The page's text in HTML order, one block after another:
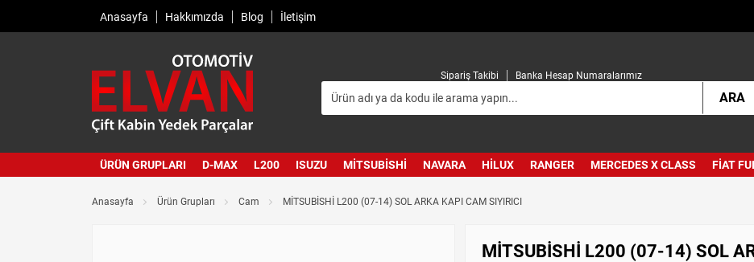
Anasayfa Hakkımızda Blog İletişim
Sipariş Takibi Banka Hesap Numaralarımız
ARA
ÜRÜN GRUPLARI D-MAX L200 ISUZU MITSUBISHI NAVARA HILUX RANGER MERCEDES X CLASS FIAT
Anasayfa Ürün Grupları Cam MİTSUBİSHİ L200 (07-14) SOL ARKA KAPI CAM SIYIRICI
MİTSUBİSHİ L200 (07-14) SOL